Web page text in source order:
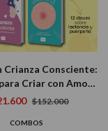
Crianza Consciente:
Criar con Amor,
y Plena Presencia
$152.000
COMBOS